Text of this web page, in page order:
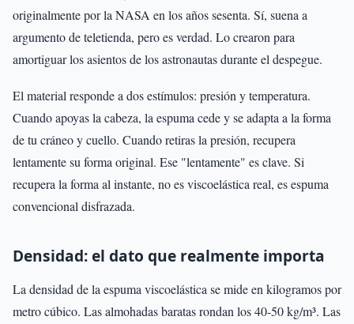
originalmente por la NASA en los años sesenta. Sí, suena a
argumento de teletienda, pero es verdad. Lo crearon para
amortiguar los asientos de los astronautas durante el despegue.
El material responde a dos estímulos: presión y temperatura.
Cuando apoyas la cabeza, la espuma cede y se adapta a la forma
de tu cráneo y cuello. Cuando retiras la presión, recupera
lentamente su forma original. Ese "lentamente" es clave. Si
recupera la forma al instante, no es viscoelástica real, es espuma
convencional disfrazada.
Densidad: el dato que realmente importa
La densidad de la espuma viscoelástica se mide en kilogramos por
metro cúbico. Las almohadas baratas rondan los 40-50 kg/m³. Las